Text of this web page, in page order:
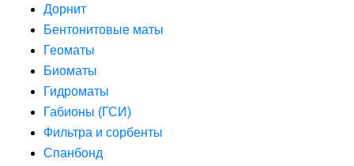
Дорнит
Бентонитовые маты
Геоматы
Биоматы
Гидроматы
Габионы (ГСИ)
Фильтра и сорбенты
Спанбонд